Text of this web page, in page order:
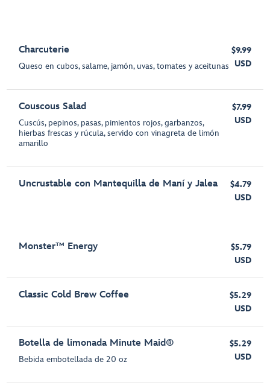
Charcuterie
Queso en cubos, salame, jamón, uvas, tomates y aceitunas
$9.99
USD
Couscous Salad
Cuscús, pepinos, pasas, pimientos rojos, garbanzos,
hierbas frescas y rúcula, servido con vinagreta de limón
amarillo
$7.99
USD
Uncrustable con Mantequilla de Maní y Jalea
$4.79
USD
Monster™ Energy
$5.79
USD
Classic Cold Brew Coffee
$5.29
USD
Botella de limonada Minute Maid®
Bebida embotellada de 20 oz
$5.29
USD